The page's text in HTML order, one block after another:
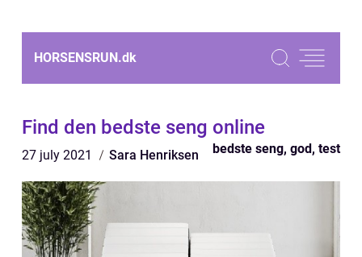
HORSENSRUN.dk
Find den bedste seng online
27 july 2021 Sara Henriksen bedste seng, god, test